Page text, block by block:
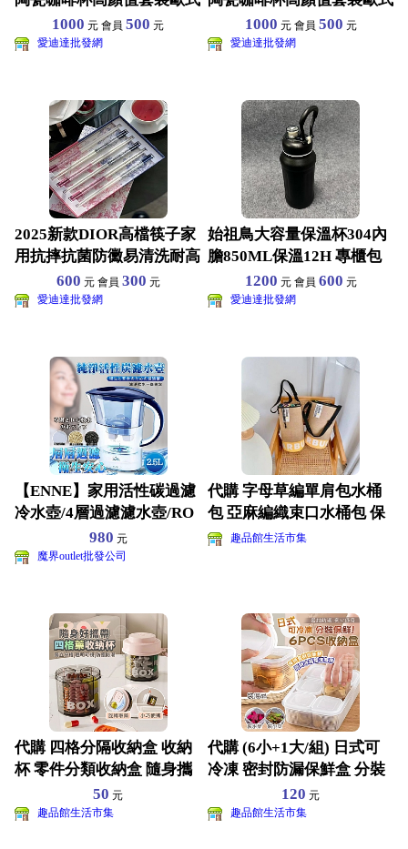
杯子複古家用下午茶具
1000 元 會員500 元
愛迪達批發網
杯子複古家用下午茶具
1000 元 會員 500 元
愛迪達批發網
2025新款DIOR高檔筷子家
用抗摔抗菌防黴易清洗耐高
溫創意陶瓷骨 六
600 元 會員 300 元
愛迪達批發網
始祖鳥大容量保溫杯304內
膽850ML保溫12H 專櫃包
1200 元 會員 600 元
愛迪達批發網
【ENNE】家用活性碳過濾
冷水壺/4層過濾濾水壺/RO
淨水器(1壺1濾
980 元
魔界outlet批發公司
代購 字母草編單肩包水桶
包 亞麻編織束口水桶包 保
溫保冰兩用飲料保溫袋
趣品館生活市集
代購 四格分隔收納盒 收納
杯 零件分類收納盒 隨身攜
帶藥盒-附提繩
50 元
趣品館生活市集
代購 (6小+1大/組) 日式可
冷凍 密封防漏保鮮盒 分裝
120 元
趣品館生活市集